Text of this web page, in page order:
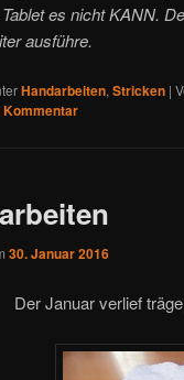
es nicht KANN.
ausführe.
Handarbeiten, Stricken |
Kommentar
30. Januar 2016
Der Januar verlief